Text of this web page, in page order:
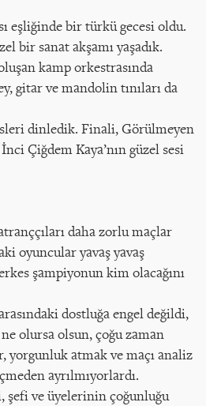
eşliğinde bir türkü gecesi oldu.
bir sanat akşamı yaşadık.
kamp orkestrasında
gitar ve mandolin tınıları da
dinledik. Finali, Görülmeyen
Çiğdem Kaya’nın güzel sesi
daha zorlu maçlar
oyuncular yavaş yavaş
şampiyonun kim olacağını
dostluğa engel değildi,
olursa olsun, çoğu zaman
yorgunluk atmak ve maçı analiz
ayrılmıyorlardı.
ve üyelerinin çoğunluğu